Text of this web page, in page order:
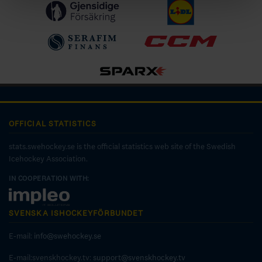
OFFICIAL STATISTICS
stats.swehockey.se is the official statistics web site of the Swedish
Icehockey Association.
IN COOPERATION WITH:
SVENSKA ISHOCKEYFÖRBUNDET
E-mail: info@swehockey.se
E-mail:svenskhockey.tv: support@svenskhockey.tv